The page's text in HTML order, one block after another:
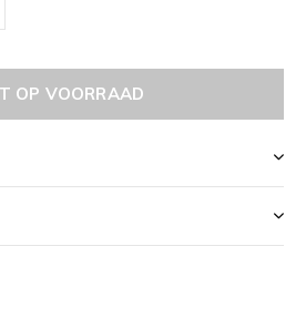
OP VOORRAAD